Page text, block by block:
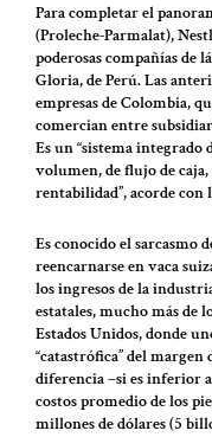
Para completar el
(Proleche-Parmalat),
poderosas compañías de
Gloria, de Perú. Las
empresas de Colombia,
comercian entre
Es un “sistema integrado
volumen, de flujo de caja,
rentabilidad”, acorde con
Es conocido el sarcasmo
reencarnarse en vaca
los ingresos de la
estatales, mucho más de
Estados Unidos, donde
“catastrófica” del
diferencia –si es inferior
costos promedio de los
millones de dólares (5